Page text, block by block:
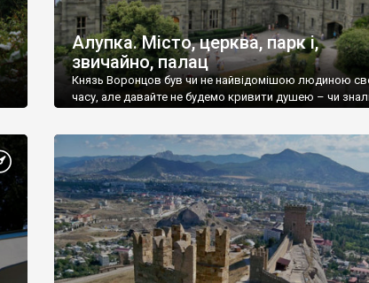
Алупка. Місто, церква, парк і,
звичайно, палац
Князь Воронцов був чи не найвідомішою людиною
часу, але давайте не будемо кривити душею – чи